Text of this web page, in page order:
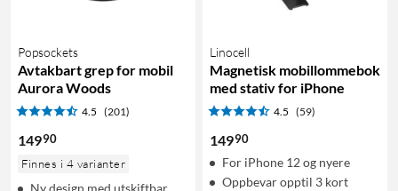
Popsockets
Avtakbart grep for mobil
Aurora Woods
4.5 (201)
14990
Finnes i 4 varianter
Ny design med utskiftbar
Linocell
Magnetisk mobillommebok
med stativ for iPhone
4.5 (59)
14990
For iPhone 12 og nyere
Oppbevar opptil 3 kort